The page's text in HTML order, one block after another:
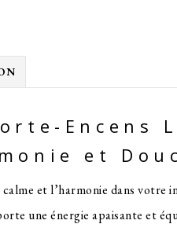
Encens
et
et l’harmonie dans votre
une énergie apaisante et